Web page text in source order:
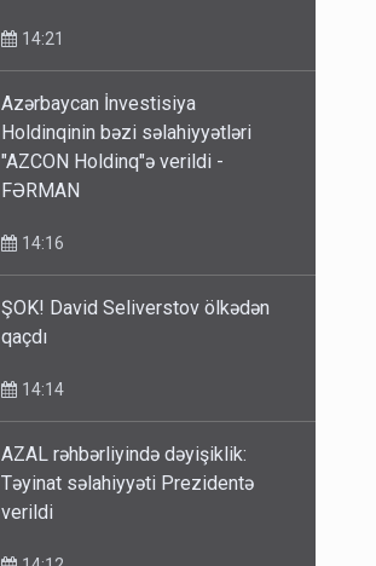
14:21
Azərbaycan İnvestisiya
Holdinqinin bəzi səlahiyyətləri
"AZCON Holdinq"ə verildi -
FƏRMAN
14:16
ŞOK! David Seliverstov ölkədən
qaçdı
14:14
AZAL rəhbərliyində dəyişiklik:
Təyinat səlahiyyəti Prezidentə
verildi